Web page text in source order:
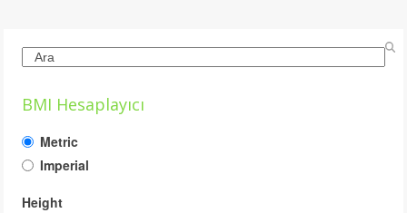
Search
BMI Hesaplayıcı
Metric
Imperial
Height